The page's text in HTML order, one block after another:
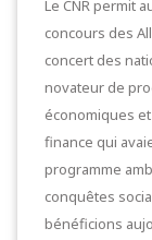
Le CNR permit
concours des
concert des
novateur de
économiques
finance qui
programme
conquêtes
bénéficions